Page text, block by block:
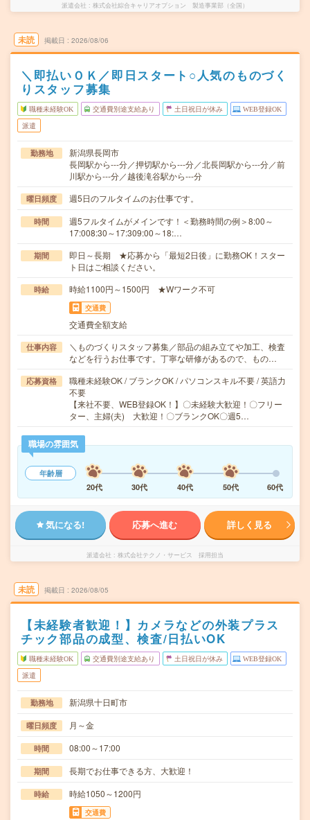
派遣会社 株式会社綜合キャリアオプション 製造事業部（全国）
未読 掲載日 2026/08/06
＼即払いＯＫ／即日スタート○人気のものづく
りスタッフ募集
職種未経験OK 交通費別途支給あり 土日祝日が休み WEB登録OK
派遣
勤務地
新潟県長岡市
長岡駅から---分／押切駅から---分／北長岡駅から---分／前
川駅から---分／越後滝谷駅から---分
曜日頻度 週5日のフルタイムのお仕事です。
時間
週5フルタイムがメインです！＜勤務時間の例＞8:00～
17:008:30～17:309:00～18:…
期間
即日～長期 ★応募から「最短2日後」に勤務OK！スター
ト日はご相談ください。
時給 時給1100円～1500円 ★Wワーク不可
交通費
交通費全額支給
仕事内容
＼ものづくりスタッフ募集／部品の組み立てや加工、検査
などを行うお仕事です。丁寧な研修があるので、もの…
応募資格
職種未経験OK / ブランクOK / パソコンスキル不要 / 英語力
不要
【来社不要、WEB登録OK！】〇未経験大歓迎！〇フリー
ター、主婦(夫) 大歓迎！〇ブランクOK〇週5…
職場の雰囲気
年齢層
20代
30代 40代 50代 60代
気になる! 応募へ進む 詳しく見る
派遣会社 株式会社テクノ・サービス 採用担当
未読 掲載日 2026/08/05
【未経験者歓迎！】カメラなどの外装プラス
チック部品の成型、検査/日払いOK
職種未経験OK 交通費別途支給あり 土日祝日が休み WEB登録OK
派遣
勤務地 新潟県十日町市
曜日頻度 月～金
時間 08:00～17:00
期間 長期でお仕事できる方、大歓迎！
時給 時給1050～1200円
交通費